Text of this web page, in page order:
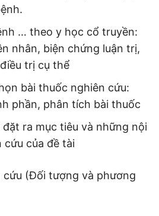
… theo y học cổ truyền:
nhân, biện chứng luận trị,
trị cụ thể
bài thuốc nghiên cứu:
phần, phân tích bài thuốc
đặt ra mục tiêu và những nội
cứu của đề tài
cứu (Đối tượng và phương